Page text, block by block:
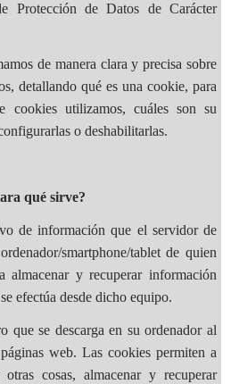
Protección de Datos de Carácter
de manera clara y precisa sobre
detallando qué es una cookie, para
cookies utilizamos, cuáles son su
o deshabilitarlas.
qué sirve?
de información que el servidor de
smartphone/tablet de quien
almacenar y recuperar información
efectúa desde dicho equipo.
que se descarga en su ordenador al
web. Las cookies permiten a
cosas, almacenar y recuperar